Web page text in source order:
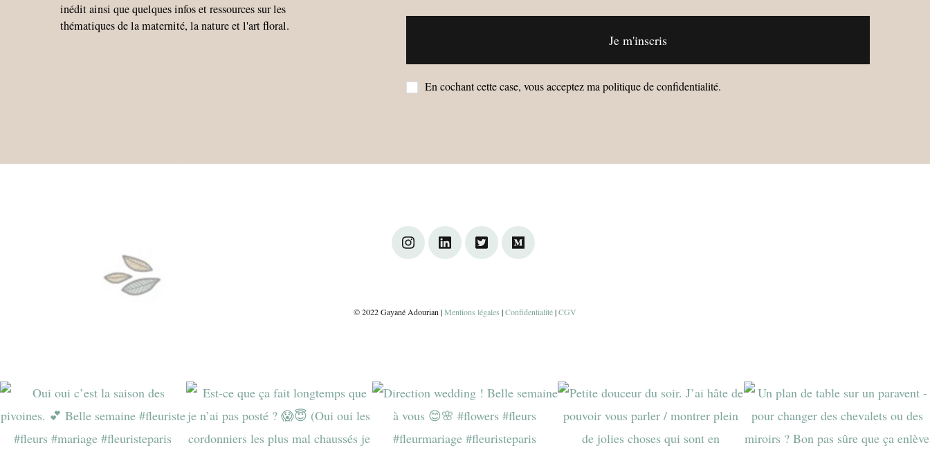
inédit ainsi que quelques infos et ressources sur les
thématiques de la maternité, la nature et l'art floral.
En cochant cette case, vous acceptez ma politique de confidentialité.
© 2022 Gayané Adourian |Mentions légales |Confidentialité|CGV